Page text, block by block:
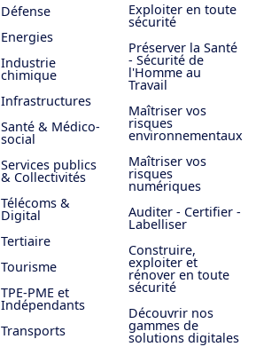
Défense
Energies
Industrie
chimique
Infrastructures
Santé & Médico-
social
Services publics
& Collectivités
Télécoms &
Digital
Tertiaire
Tourisme
TPE-PME et
Indépendants
Transports
Exploiter en toute
sécurité
Préserver la Santé
- Sécurité de
l'Homme au
Travail
Maîtriser vos
risques
environnementaux
Maîtriser vos
risques
numériques
Auditer - Certifier -
Labelliser
Construire,
exploiter et
rénover en toute
sécurité
Découvrir nos
gammes de
solutions digitales